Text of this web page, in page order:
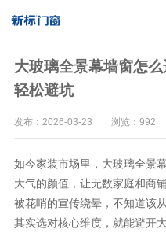
大玻璃全景幕墙窗怎
轻松避坑
发布：2026-03-23 浏览：992
如今家装市场里，大玻璃全景
大气的颜值，让无数家庭和商
被花哨的宣传绕晕，不知道该
其实选对核心维度，就能避开